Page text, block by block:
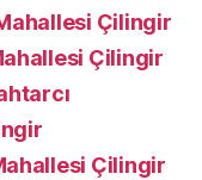
Çilingir
Çilingir
Çilingir